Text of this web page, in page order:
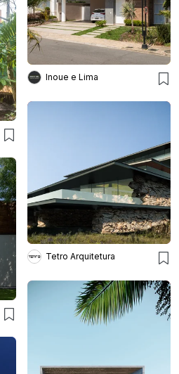
Inoue e Lima
Tetro Arquitetura